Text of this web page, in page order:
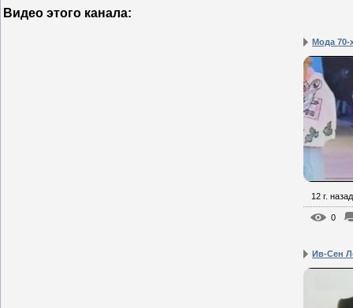
Видео этого канала:
Мода 70-
12 г. назад
0
Ив-Сен